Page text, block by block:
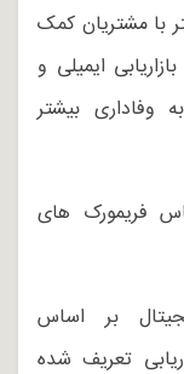
با مشتریان کمک
ایمیلی و
وفاداری بیشتر
فریمورک های
بر اساس
تعریف شده